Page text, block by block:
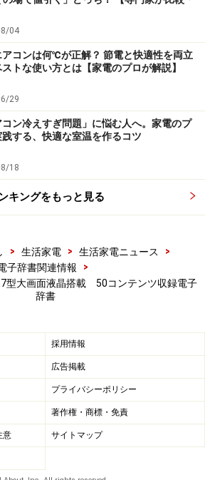
04
アコンは何℃が正解？ 節電と快適性を両立
トな使い方とは【家電のプロが解説】
29
コン冷えすぎ問題」に悩む人へ。家電のプ
践する、快適な室温を作るコツ
18
キングをもっと見る
> 生活家電 > 生活家電ニュース
>
子辞書関連情報
>
型大画面液晶搭載 50コンテンツ収録電子
辞書
採用情報
広告掲載
プライバシーポリシー
著作権・商標・免責
意 サイトマップ